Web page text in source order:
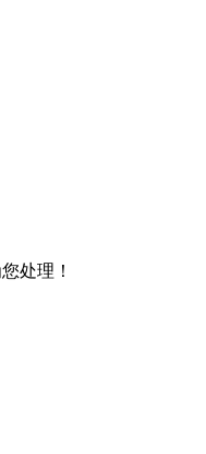
处理！